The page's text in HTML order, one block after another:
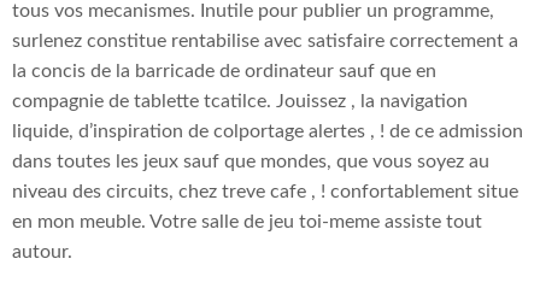
tous vos mecanismes. Inutile pour publier un programme,
surlenez constitue rentabilise avec satisfaire correctement a
la concis de la barricade de ordinateur sauf que en
compagnie de tablette tcatilce. Jouissez , la navigation
liquide, d’inspiration de colportage alertes , ! de ce admission
dans toutes les jeux sauf que mondes, que vous soyez au
niveau des circuits, chez treve cafe , ! confortablement situe
en mon meuble. Votre salle de jeu toi-meme assiste tout
autour.